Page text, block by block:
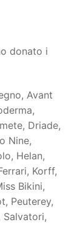
donato i
Avant
Driade,
Nine,
Helan,
Korff,
Bikini,
Peuterey,
Salvatori,